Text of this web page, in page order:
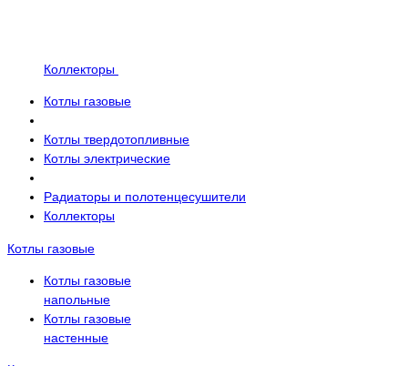
Коллекторы
Котлы газовые
Котлы твердотопливные
Котлы электрические
Радиаторы и полотенцесушители
Коллекторы
Котлы газовые
Котлы газовые
напольные
Котлы газовые
настенные